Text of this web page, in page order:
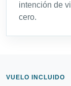
intención de
cero.
VUELO INCLUIDO